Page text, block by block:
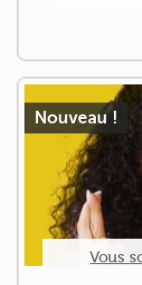
Nouveau !
Vous